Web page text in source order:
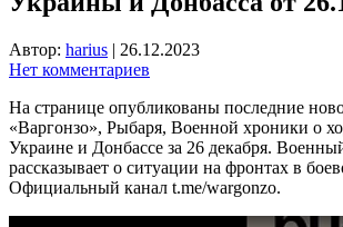
Автор: harius | 26.12.2023
Нет комментариев
На странице опубликованы последние
«Варгонзо», Рыбаря, Военной хроники о
Украине и Донбассе за 26 декабря.
рассказывает о ситуации на фронтах в
Официальный канал t.me/wargonzo.